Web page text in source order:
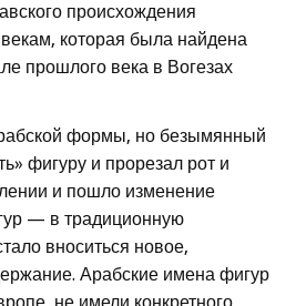
происхождения
которая была найдена
прошлого века в Вогезах
формы, но безымянный
фигуру и прорезал рот и
и пошло изменение
— в традиционную
вноситься новое,
Арабские имена фигур